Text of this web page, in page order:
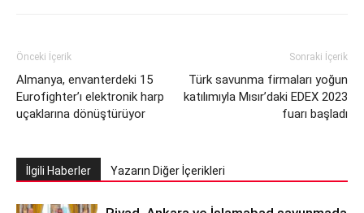
Önceki İçerik
Almanya, envanterdeki 15
Eurofighter’ı elektronik harp
uçaklarına dönüştürüyor
Sonraki İçerik
Türk savunma firmaları yoğun
katılımıyla Mısır’daki EDEX 2023
fuarı başladı
İlgili Haberler Yazarın Diğer İçerikleri